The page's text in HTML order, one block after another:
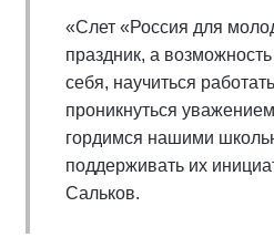
«Слет «Россия для
праздник, а
себя, научиться
проникнуться
гордимся нашими
поддерживать их
Сальков.